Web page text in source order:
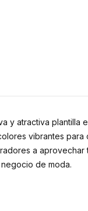
y atractiva plantilla
vibrantes
a
de moda.